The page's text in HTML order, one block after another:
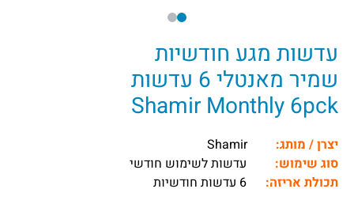
עדשות מגע חודשיות
שמיר מאנטלי 6 עדשות
Shamir Monthly 6pck
יצרן / מותג:
Shamir
סוג שימוש:
עדשות לשימוש חודשי
תכולת אריזה: